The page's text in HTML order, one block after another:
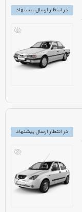
در انتظار ارسال پیشنهاد
در انتظار ارسال پیشنهاد